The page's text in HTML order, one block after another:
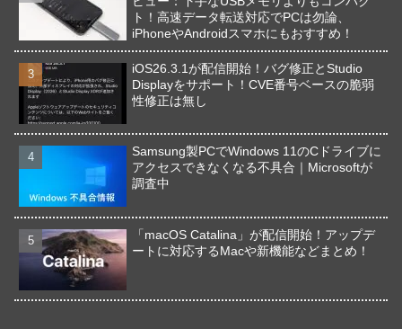
ト！高速データ転送対応でPCは勿論、
iPhoneやAndroidスマホにもおすすめ！
iOS26.3.1が配信開始！バグ修正とStudio
Displayをサポート！CVE番号ベースの脆弱
性修正は無し
Samsung製PCでWindows 11のCドライブに
アクセスできなくなる不具合｜Microsoftが
調査中
「macOS Catalina」が配信開始！アップデ
ートに対応するMacや新機能などまとめ！